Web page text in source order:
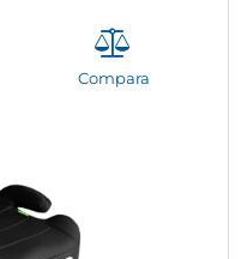
Compara